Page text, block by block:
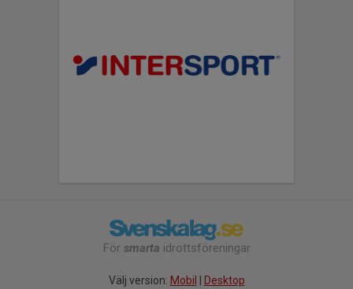
För smarta idrottsföreningar
Välj version: Mobil Desktop